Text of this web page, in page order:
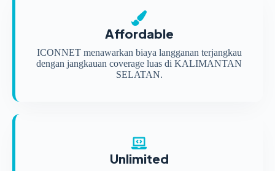
Affordable
ICONNET menawarkan biaya langganan terjangkau
dengan jangkauan coverage luas di KALIMANTAN
SELATAN.
Unlimited